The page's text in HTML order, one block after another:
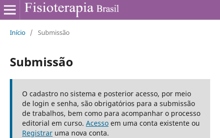
Início / Submissão
Submissão
O cadastro no sistema e posterior acesso, por meio
de login e senha, são obrigatórios para a submissão
de trabalhos, bem como para acompanhar o processo
editorial em curso. Acessoem uma conta existente ou
Registraruma nova conta.